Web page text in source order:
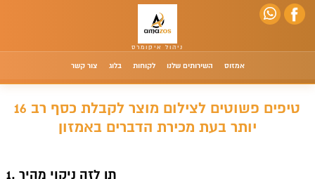
אמזוס השירותים שלנו לקוחות בלוג צור קשר
16 טיפים פשוטים לצילום מוצר לקבלת כסף רב
יותר בעת מכירת הדברים באמזון
1. תן לזה ניקוי מהיר